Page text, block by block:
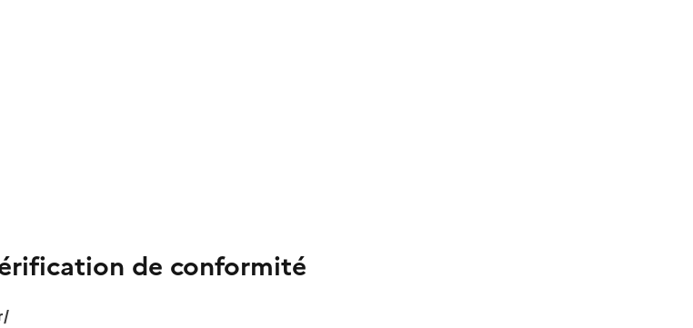
de conformité